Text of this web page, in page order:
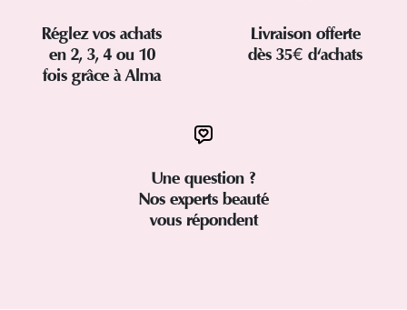
Réglez vos achats
en 2, 3, 4 ou 10
fois grâce à Alma
Livraison offerte
dès 35€ d'achats
Une question ?
Nos experts beauté
vous répondent